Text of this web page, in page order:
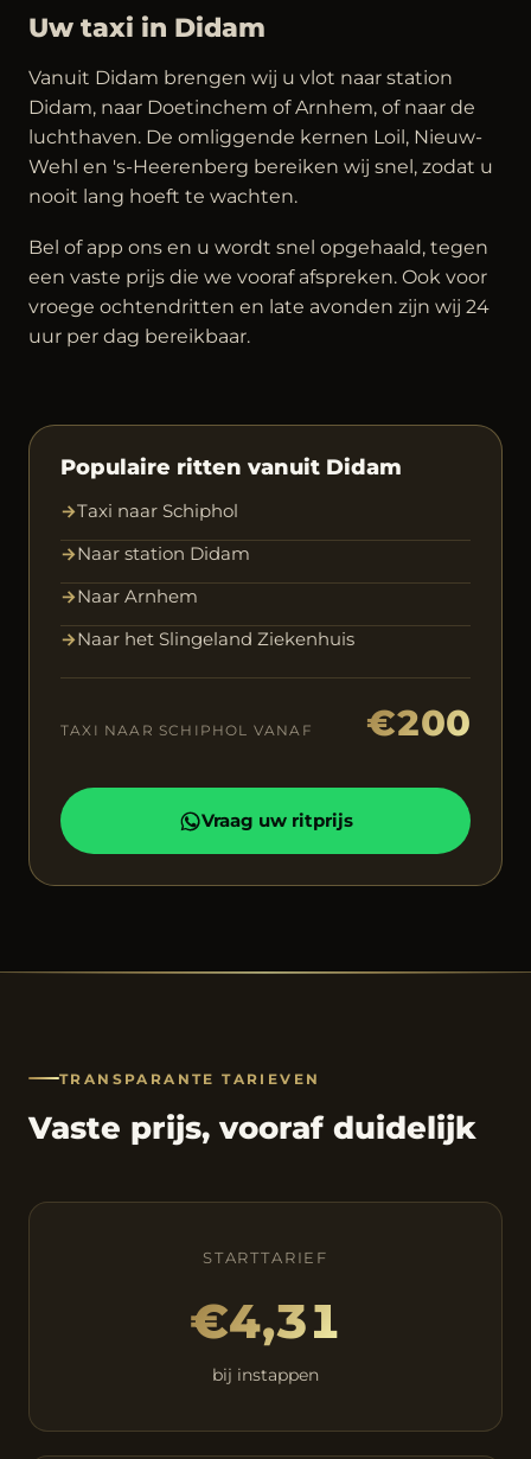
Uw taxi in Didam
Vanuit Didam brengen wij u vlot naar station
Didam, naar Doetinchem of Arnhem, of naar de
luchthaven. De omliggende kernen Loil, Nieuw-
Wehl en 's-Heerenberg bereiken wij snel, zodat u
nooit lang hoeft te wachten.
Bel of app ons en u wordt snel opgehaald, tegen
een vaste prijs die we vooraf afspreken. Ook voor
vroege ochtendritten en late avonden zijn wij 24
uur per dag bereikbaar.
Populaire ritten vanuit Didam
→Taxi naar Schiphol
→Naar station Didam
→Naar Arnhem
→Naar het Slingeland Ziekenhuis
TAXI NAAR SCHIPHOL VANAF €200
Vraag uw ritprijs
TRANSPARANTE TARIEVEN
Vaste prijs, vooraf duidelijk
STARTTARIEF
€4,31
bij instappen